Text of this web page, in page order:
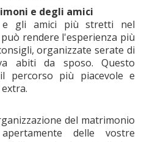
e degli amici
e gli amici più stretti nel
rendere l'esperienza più
organizzate serate di
abiti da sposo. Questo
percorso più piacevole e
del matrimonio
delle vostre